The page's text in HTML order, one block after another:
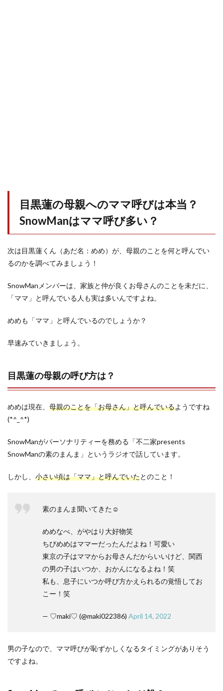
目黒蓮の母親へのママ呼びは本当？
SnowManはママ呼び多い？
次は目黒蓮くん（あだ名：めめ）が、母親のことを何と呼んでい
るのかを調べてみましょう！
SnowManメンバーは、家族と仲が良くお母さんのことを未だに、
「ママ」と呼んでいる人も実は多いんですよね。
めめも「ママ」と呼んでいるのでしょうか？
早速みていきましょう。
目黒蓮の母親の呼び方は？
めめは現在、 母親のことを「お母さん」と呼んでいるようですね
(*^_^*)
SnowManがパーソナリティーを務める「不二家presents
SnowManの素のまんま」というラジオで話しています。
しかし、 小さい頃は「ママ」と呼んでいたとのこと！
素のまんま聞いてきた☺️
めめなべ、がやはり大好物笑
ちびめめはママーだったんだよね！可愛い
東京の子はママからお母さんだからいいけど、関西
の男の子はいつか、おかんになるよね！笑
私も、息子にいつか呼び方かえられるの覚悟してお
こー！笑
— ♡maki♡ (@maki022386) April 14, 2022
男の子なので、ママ呼びが恥ずかしくなるタイミングがありそう
ですよね。